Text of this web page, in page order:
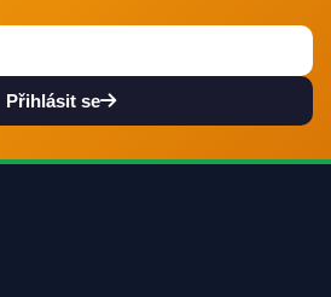
Přihlásit se